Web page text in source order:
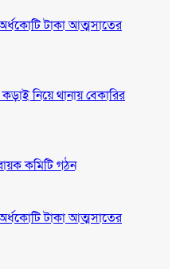
টাকা আত্মসাতের
নিয়ে থানায় বেকারির
কমিটি গঠন
টাকা আত্মসাতের